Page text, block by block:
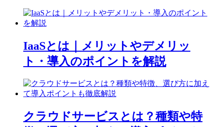
IaaSとは｜メリットやデメリッ
ト・導入のポイントを解説
クラウドサービスとは？種類や特